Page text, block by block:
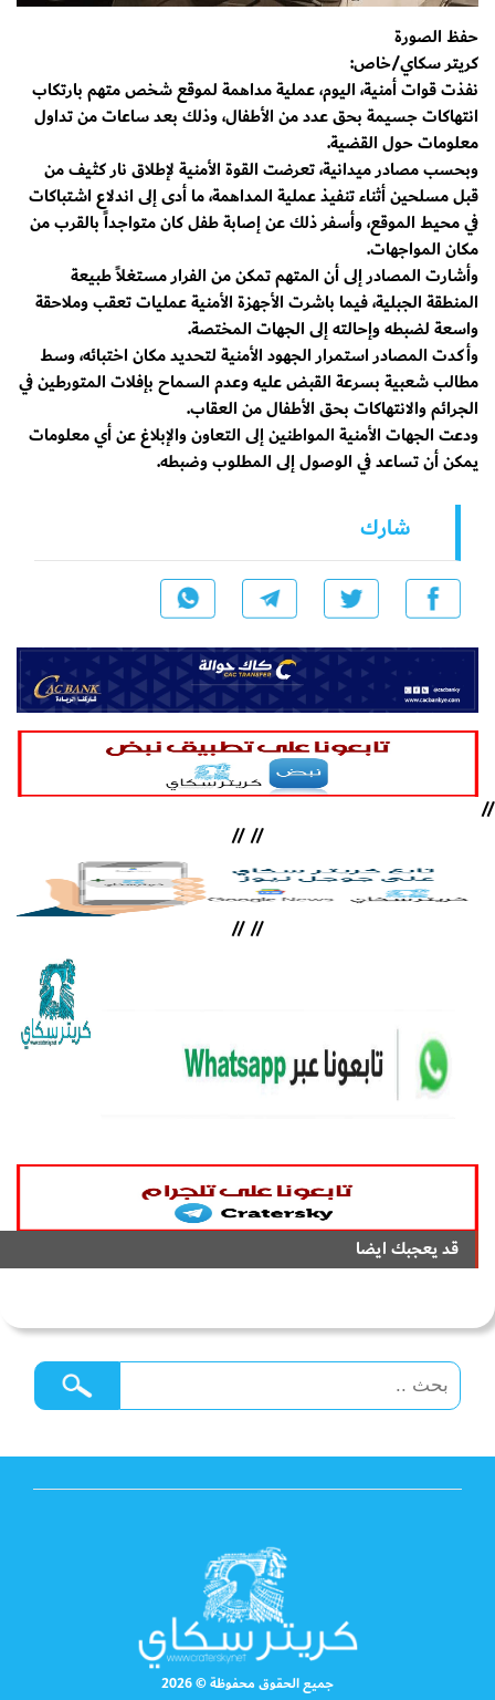
حفظ الصورة
كريتر سكاي/خاص:
نفذت قوات أمنية، اليوم، عملية مداهمة لموقع شخص متهم بارتكاب
انتهاكات جسيمة بحق عدد من الأطفال، وذلك بعد ساعات من تداول
معلومات حول القضية.
وبحسب مصادر ميدانية، تعرضت القوة الأمنية لإطلاق نار كثيف من
قبل مسلحين أثناء تنفيذ عملية المداهمة، ما أدى إلى اندلاع اشتباكات
في محيط الموقع، وأسفر ذلك عن إصابة طفل كان متواجداً بالقرب من
مكان المواجهات.
وأشارت المصادر إلى أن المتهم تمكن من الفرار مستغلاً طبيعة
المنطقة الجبلية، فيما باشرت الأجهزة الأمنية عمليات تعقب وملاحقة
واسعة لضبطه وإحالته إلى الجهات المختصة.
وأكدت المصادر استمرار الجهود الأمنية لتحديد مكان اختبائه، وسط
مطالب شعبية بسرعة القبض عليه وعدم السماح بإفلات المتورطين في
الجرائم والانتهاكات بحق الأطفال من العقاب.
ودعت الجهات الأمنية المواطنين إلى التعاون والإبلاغ عن أي معلومات
يمكن أن تساعد في الوصول إلى المطلوب وضبطه.
شارك
//
//
//
//
//
قد يعجبك ايضا
جميع الحقوق محفوظة © 2026